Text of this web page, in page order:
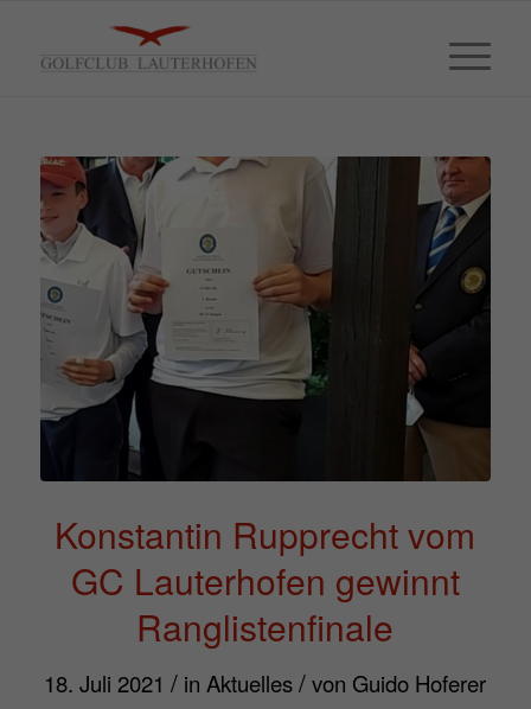
Konstantin Rupprecht vom
GC Lauterhofen gewinnt
Ranglistenfinale
18. Juli 2021 / in Aktuelles / von Guido Hoferer